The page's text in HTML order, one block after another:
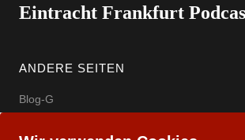
Eintracht Frankfurt
ANDERE SEITEN
Blog-G